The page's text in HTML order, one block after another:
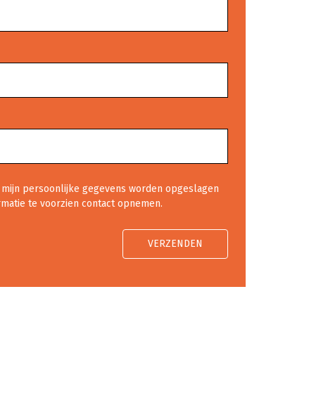
persoonlijke gegevens worden opgeslagen
te voorzien contact opnemen.
VERZENDEN